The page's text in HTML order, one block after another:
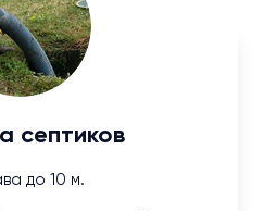
септиков
до 10 м.